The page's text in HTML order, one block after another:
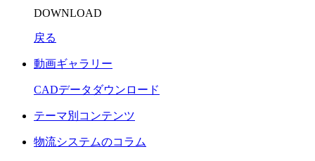
DOWNLOAD
戻る
動画ギャラリー
CADデータダウンロード
テーマ別コンテンツ
物流システムのコラム